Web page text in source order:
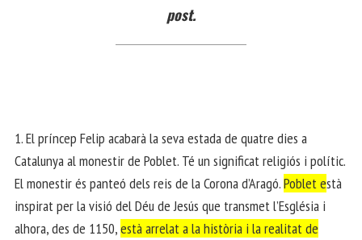
post.
1. El príncep Felip acabarà la seva estada de quatre dies a
Catalunya al monestir de Poblet. Té un significat religiós i polític.
El monestir és panteó dels reis de la Corona d’Aragó.Poblet està
inspirat per la visió del Déu de Jesús que transmet l’Església i
alhora, des de 1150,està arrelat a la història i la realitat de